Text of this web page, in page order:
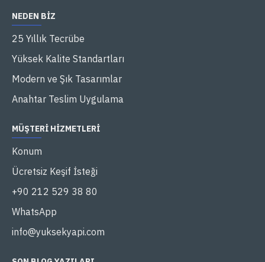
NEDEN BIZ
25 Yıllık Tecrübe
Yüksek Kalite Standartları
Modern ve Şık Tasarımlar
Anahtar Teslim Uygulama
MÜŞTERI HIZMETLERI
Konum
Ücretsiz Keşif İsteği
+90 212 529 38 80
WhatsApp
info@yuksekyapi.com